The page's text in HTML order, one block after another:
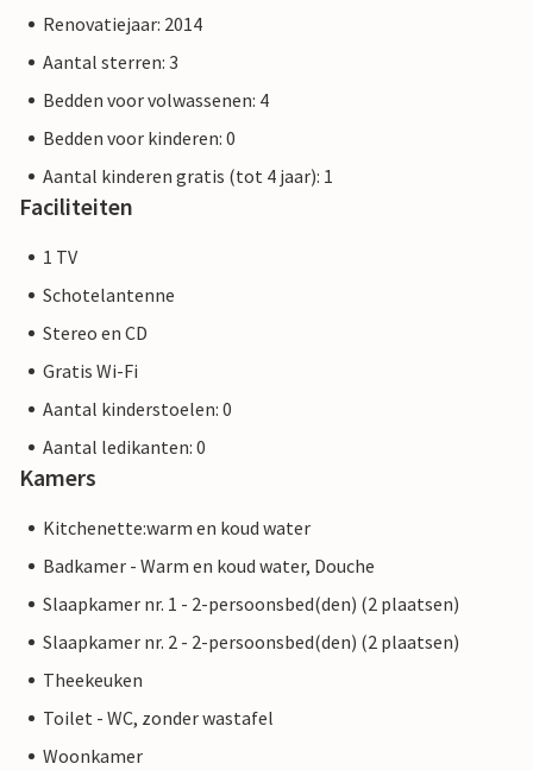
Renovatiejaar: 2014
Aantal sterren: 3
Bedden voor volwassenen: 4
Bedden voor kinderen: 0
Aantal kinderen gratis (tot 4 jaar): 1
Faciliteiten
1 TV
Schotelantenne
Stereo en CD
Gratis Wi-Fi
Aantal kinderstoelen: 0
Aantal ledikanten: 0
Kamers
Kitchenette:warm en koud water
Badkamer - Warm en koud water, Douche
Slaapkamer nr. 1 - 2-persoonsbed(den) (2 plaatsen)
Slaapkamer nr. 2 - 2-persoonsbed(den) (2 plaatsen)
Theekeuken
Toilet - WC, zonder wastafel
Woonkamer